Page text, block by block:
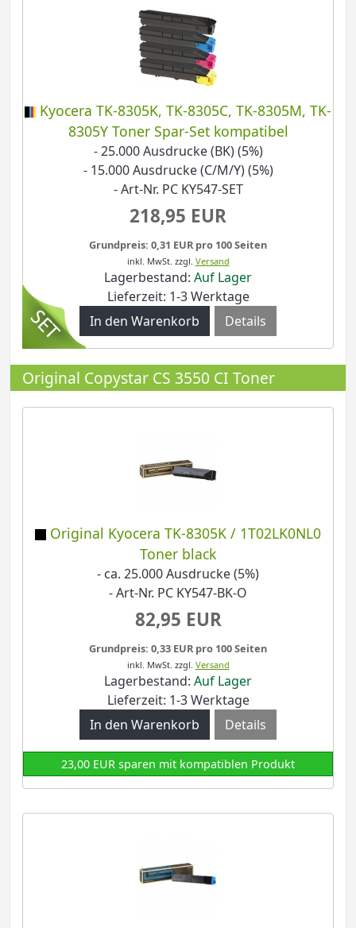
Kyocera TK-8305K, TK-8305C, TK-8305M, TK-
8305Y Toner Spar-Set kompatibel
- 25.000 Ausdrucke (BK) (5%)
- 15.000 Ausdrucke (C/M/Y) (5%)
- Art-Nr. PC KY547-SET
218,95 EUR
Grundpreis: 0,31 EUR pro 100 Seiten
inkl. MwSt. zzgl. Versand
Lagerbestand: Auf Lager
Lieferzeit: 1-3 Werktage
Details
Original Copystar CS 3550 CI Toner
Original Kyocera TK-8305K / 1T02LK0NL0
Toner black
- ca. 25.000 Ausdrucke (5%)
- Art-Nr. PC KY547-BK-O
82,95 EUR
Grundpreis: 0,33 EUR pro 100 Seiten
inkl. MwSt. zzgl. Versand
Lagerbestand: Auf Lager
Lieferzeit: 1-3 Werktage
Details
23,00 EUR sparen mit kompatiblen Produkt